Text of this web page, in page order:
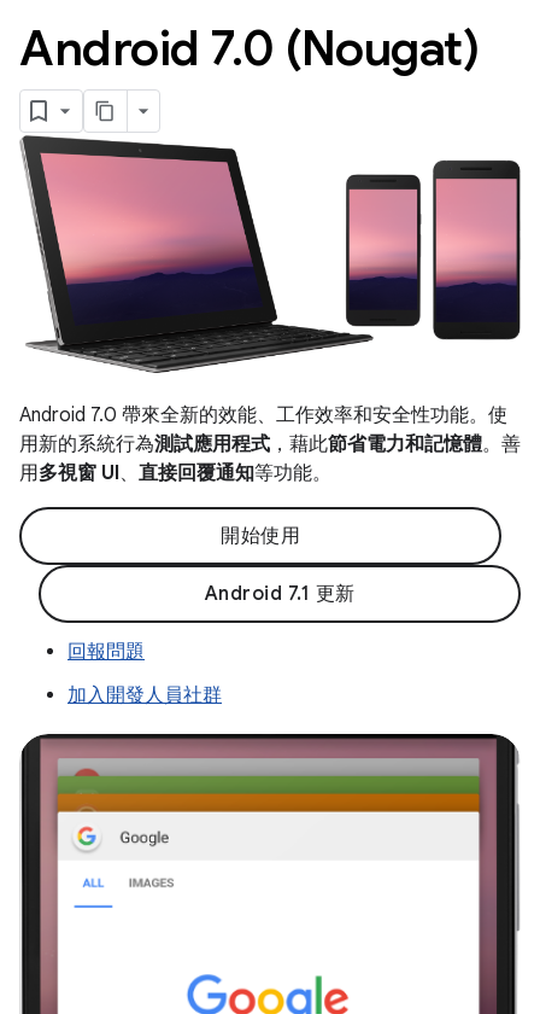
Android 7.0 (Nougat)
Android 7.0 帶來全新的效能、工作效率和安全性功能。使
用新的系統行為測試應用程式 ，藉此節省電力和記憶體。善
用多視窗 UI、 直接回覆通知等功能。
開始使用
Android 7.1 更新
回報問題
加入開發人員社群